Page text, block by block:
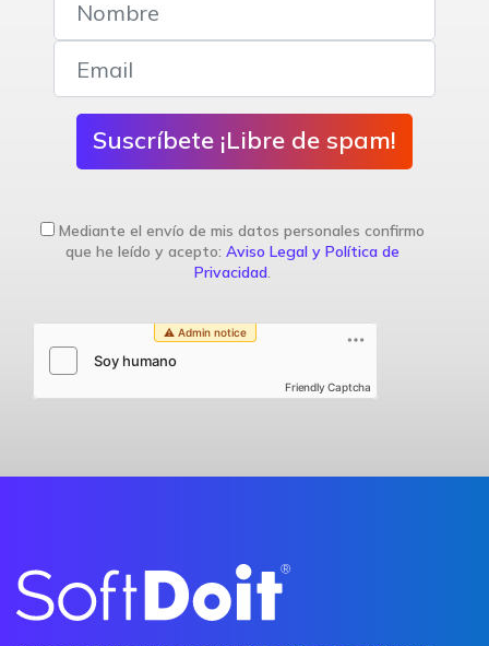
Suscríbete ¡Libre de spam!
Mediante el envío de mis datos personales confirmo
que he leído y acepto: Aviso Legal y Política de
Privacidad.
Friendly Captcha